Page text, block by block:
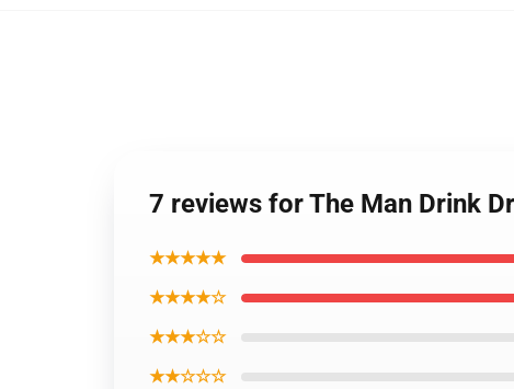
7 reviews for The Man Drink
★★★★★
★★★★☆
★★★☆☆
★★☆☆☆